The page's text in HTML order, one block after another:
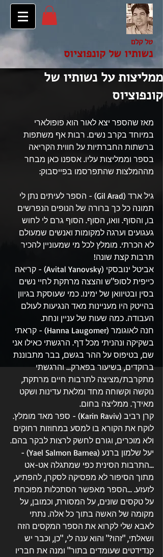
טל קלם
נשותיו של קונפוציוס
ממליצות על נשותיו של
קונפוציוס
מאז שהספר יצא לאור הוא פופולארי
במיוחד בקרב נשים. רבות אף משתפות
ברשתות החברתיות על חווית הקריאה
בספר וממליצות עליו. אספנו כאן מבחר
מההמלצות שהתפרסמו בפייסבוק:
גיל ארד (Gil Arad) - הספר לעיתים נתן לי
תמונה כל כך ברורה של הנופים הנפרשים
בו, והסוף. וואו, הסוף. הסוף גרם לי לחוש
געגועים וערגה למקומות ואנשים שמעולם
לא הכרתי. מומלץ לכל מי שמעוניין להכיר
תרבות קצת שונה!
אביטל ינובסקי (Avital Yanovsky) - קריאה
כייפית לסופ"ש והצצה מרתקת לחיי נשים
בסין ובטיוואן של ימינו. כמי שעוסקת בגיוון
בהייטק היו מעניינות מאד הנגיעות לעולם
העבודה. כמה שעות של עניין ונחת.
חנה לאוגומר (Hanna Laugomer) - קראתי
בשקיקה ונהניתי מכל דף. הרגשתי כאילו אני
שם, בטיפוס על ההר בגשם, בבר מתבוננת
ברוקדים, בשיעור בפארק... והרגשתי
מתקרבת/מציצה לתרבות חיים מרתקת,
נוקשה וקשוחה מחד ומלאת עדינות ושקט
מאידך. ממליצה בחום.
קרן רביב (Karin Raviv) - ספר מאד מומלץ.
לוקח את הקורא בו למסע במחוזות רחוקים
ולא מוכרים, וגורם לחשק לרצות לבקר בהם.
יעל שלמון ברנע (Yael Salmon Barnea) -
...התרבות הסינית כפי שמתגלה אט-אט
מתוך הסיפור לא מפסיקה לסקרן, להפתיע,
לזעזע. ...הספר מאפשר הסתכלות מפוכחת
על טקסים שונים, על המסורת, וכמובן, על
מקומה של האשה בתוך כל אלה. נתתי
לאבא שלי לקרוא את הספר המקסים הזה
ושאלתי, "זהו?" והוא ענה לי, "כן, וכבר יש
קנדידטים שעומדים בתור" ומנה את חבריו